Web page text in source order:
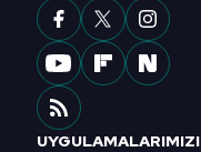
UYGULAMALARIMIZI